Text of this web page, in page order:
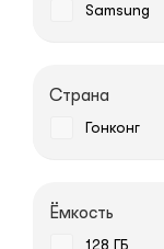
Samsung
Страна
Гонконг
Ёмкость
128 ГБ